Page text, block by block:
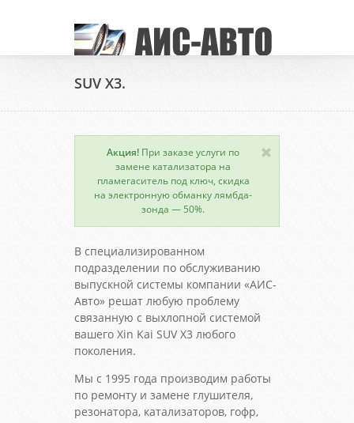
SUV X3.
Акция! При заказе услуги по
замене катализатора на
пламегаситель под ключ, скидка
на электронную обманку лямбда-
зонда — 50%.
В специализированном
подразделении по обслуживанию
выпускной системы компании «АИС-
Авто» решат любую проблему
связанную с выхлопной системой
вашего Xin Kai SUV X3 любого
поколения.
Мы с 1995 года производим работы
по ремонту и замене глушителя,
резонатора, катализаторов, гофр,